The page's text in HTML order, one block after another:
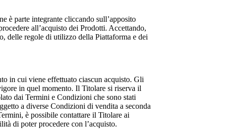
è parte integrante cliccando sull’apposito
all’acquisto dei Prodotti. Accettando,
delle regole di utilizzo della Piattaforma e dei
in cui viene effettuato ciascun acquisto. Gli
in quel momento. Il Titolare si riserva il
dai Termini e Condizioni che sono stati
a diverse Condizioni di vendita a seconda
è possibile contattare il Titolare ai
di poter procedere con l’acquisto.